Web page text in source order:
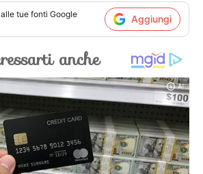
alle tue fonti Google
Aggiungi